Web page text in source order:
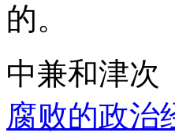
的。
中兼和津次
腐败的政治